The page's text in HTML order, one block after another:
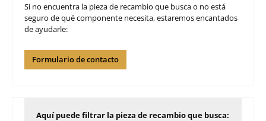
Si no encuentra la pieza de recambio que busca o no está
seguro de qué componente necesita, estaremos encantados
de ayudarle:
Formulario de contacto
Aquí puede filtrar la pieza de recambio que busca: